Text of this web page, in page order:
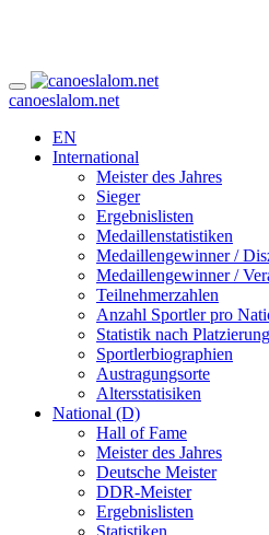
canoeslalom.net
EN
International
Meister des Jahres
Sieger
Ergebnislisten
Medaillenstatistiken
Medaillengewinner /
Medaillengewinner /
Teilnehmerzahlen
Anzahl Sportler pro
Statistik nach
Sportlerbiographien
Austragungsorte
Altersstatisiken
National (D)
Hall of Fame
Meister des Jahres
Deutsche Meister
DDR-Meister
Ergebnislisten
Statistiken